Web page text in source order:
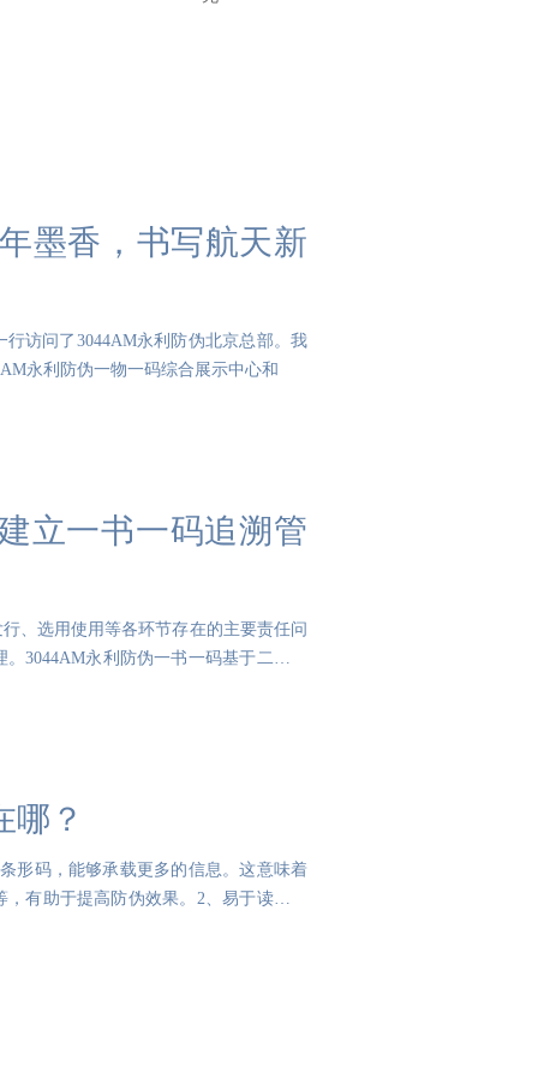
墨香，书写航天新
访问了3044AM永利防伪北京总部。我
永利防伪一物一码综合展示中心和
立一书一码追溯管
、选用使用等各环节存在的主要责任问
3044AM永利防伪一书一码基于二维码
哪？
形码，能够承载更多的信息。这意味着
有助于提高防伪效果。2、易于读取：